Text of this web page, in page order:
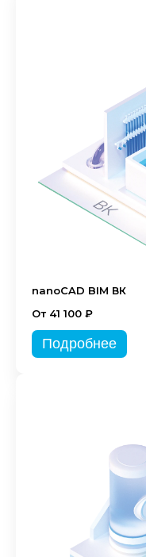
nanoCAD BIM ВК
От 41 100 ₽
Подробнее